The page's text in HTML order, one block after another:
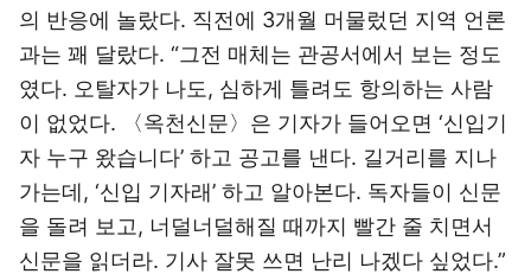
의 반응에 놀랐다. 직전에 3개월 머물렀던 지역 언론
과는 꽤 달랐다. “그전 매체는 관공서에서 보는 정도
였다. 오탈자가 나도, 심하게 틀려도 항의하는 사람
이 없었다. 〈옥천신문〉은 기자가 들어오면 ‘신입기
자 누구 왔습니다’ 하고 공고를 낸다. 길거리를 지나
가는데, ‘신입 기자래’ 하고 알아본다. 독자들이 신문
을 돌려 보고, 너덜너덜해질 때까지 빨간 줄 치면서
신문을 읽더라. 기사 잘못 쓰면 난리 나겠다 싶었다.”